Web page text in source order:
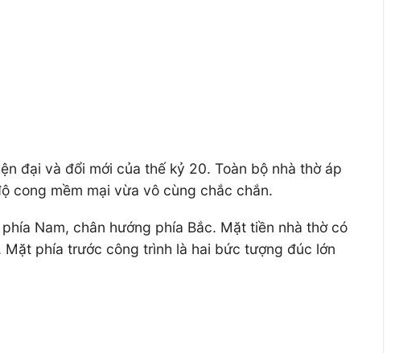
đại và đổi mới của thế kỷ 20. Toàn bộ nhà thờ áp
cong mềm mại vừa vô cùng chắc chắn.
Nam, chân hướng phía Bắc. Mặt tiền nhà thờ có
phía trước công trình là hai bức tượng đúc lớn